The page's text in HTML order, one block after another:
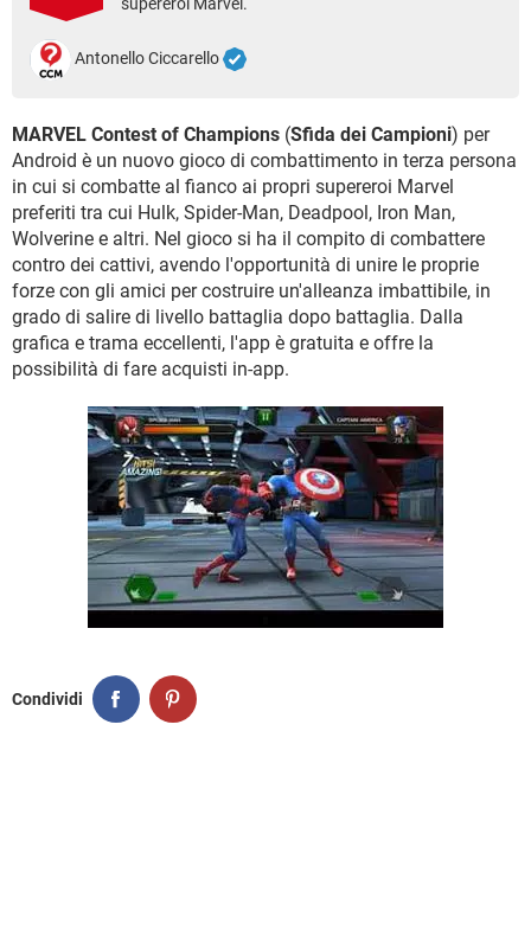
TIKTOK
HARDWARE
Antonello Ciccarello
MARVEL Contest of Champions (Sfida dei Campioni) per
Android è un nuovo gioco di combattimento in terza persona
in cui si combatte al fianco ai propri supereroi Marvel
preferiti tra cui Hulk, Spider-Man, Deadpool, Iron Man,
Wolverine e altri. Nel gioco si ha il compito di combattere
contro dei cattivi, avendo l'opportunità di unire le proprie
forze con gli amici per costruire un'alleanza imbattibile, in
grado di salire di livello battaglia dopo battaglia. Dalla
grafica e trama eccellenti, l'app è gratuita e offre la
possibilità di fare acquisti in-app.
Condividi